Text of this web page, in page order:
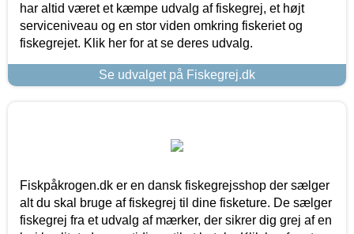
har altid været et kæmpe udvalg af fiskegrej, et højt
serviceniveau og en stor viden omkring fiskeriet og
fiskegrejet. Klik her for at se deres udvalg.
Se udvalget på Fiskegrej.dk
Fiskpåkrogen.dk er en dansk fiskegrejsshop der sælger
alt du skal bruge af fiskegrej til dine fisketure. De sælger
fiskegrej fra et udvalg af mærker, der sikrer dig grej af en